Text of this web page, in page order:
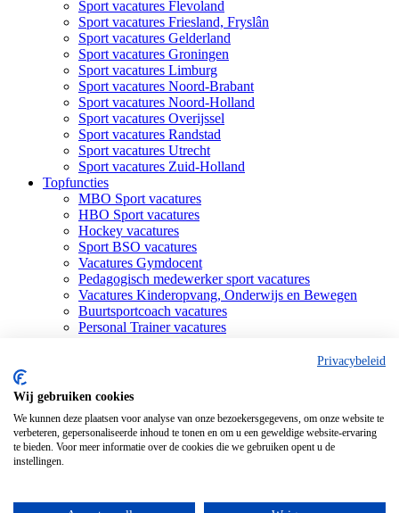
Sport vacatures Flevoland
Sport vacatures Friesland, Fryslân
Sport vacatures Gelderland
Sport vacatures Groningen
Sport vacatures Limburg
Sport vacatures Noord-Brabant
Sport vacatures Noord-Holland
Sport vacatures Overijssel
Sport vacatures Randstad
Sport vacatures Utrecht
Sport vacatures Zuid-Holland
Topfuncties
MBO Sport vacatures
HBO Sport vacatures
Hockey vacatures
Sport BSO vacatures
Vacatures Gymdocent
Pedagogisch medewerker sport vacatures
Vacatures Kinderopvang, Onderwijs en Bewegen
Buurtsportcoach vacatures
Personal Trainer vacatures
Vakleerkracht gymnastiek vacatures
Padel vacatures
Tennis vacatures
Voetbal vacatures
© SportUnie
Privacybeleid
Wij gebruiken cookies
We kunnen deze plaatsen voor analyse van onze bezoekersgegevens, om onze website te
verbeteren, gepersonaliseerde inhoud te tonen en om u een geweldige website-ervaring
te bieden. Voor meer informatie over de cookies die we gebruiken opent u de
instellingen.